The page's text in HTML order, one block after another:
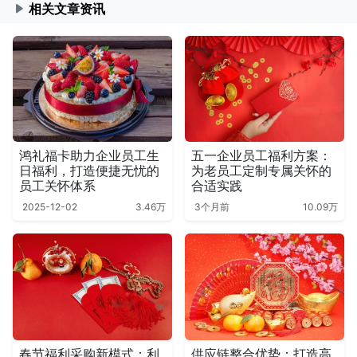
相关文章资讯
鸿礼福卡助力企业员工生
日福利，打造便捷无忧的
员工关怀体系
2025-12-02 3.46万
五一企业员工福利方案：
为老员工定制专属关怀的
合适实践
3个月前 10.09万
春节福利采购新模式：利 供应链整合优势：打造高